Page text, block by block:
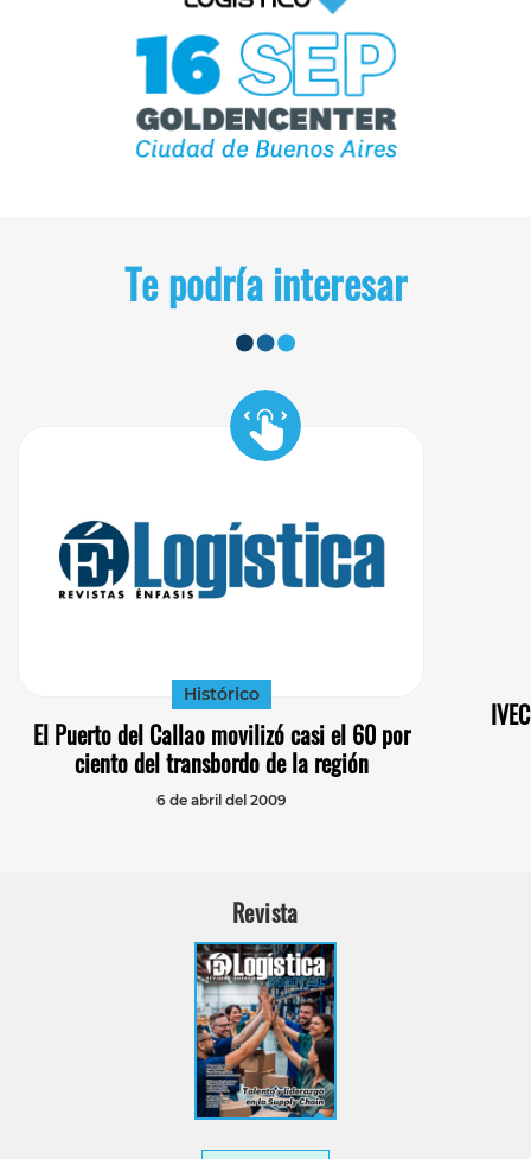
Te podría interesar
Histórico
El Puerto del Callao movilizó casi el 60 por
ciento del transbordo de la región
6 de abril del 2009
Revista